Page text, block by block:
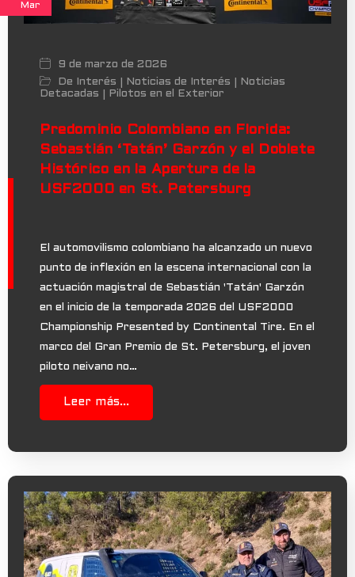
Mar
9 de marzo de 2026
De Interés
Noticias de Interés
Noticias
Detacadas
Pilotos en el Exterior
Predominio Colombiano en Florida:
Sebastián ‘Tatán’ Garzón y el Doblete
Histórico en la Apertura de la
USF2000 en St. Petersburg
El automovilismo colombiano ha alcanzado un nuevo
punto de inflexión en la escena internacional con la
actuación magistral de Sebastián 'Tatán' Garzón
en el inicio de la temporada 2026 del USF2000
Championship Presented by Continental Tire. En el
marco del Gran Premio de St. Petersburg, el joven
piloto neivano no…
Leer más...